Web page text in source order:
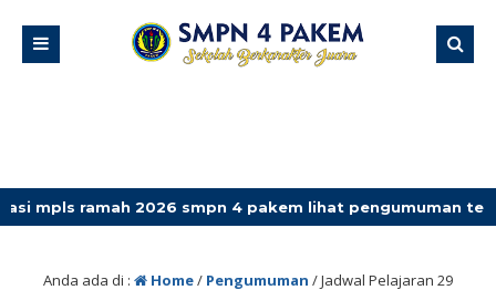
2026 smpn 4 pakem lihat pengumuman terbaru
Anda ada di : Home/ Pengumuman /Jadwal Pelajaran 29